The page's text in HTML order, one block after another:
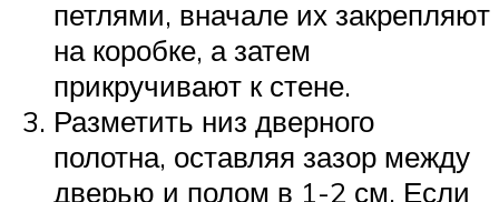
петлями, вначале их закрепляют
на коробке, а затем
прикручивают к стене.
Разметить низ дверного
полотна, оставляя зазор между
дверью и полом в 1-2 см. Если